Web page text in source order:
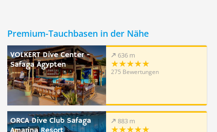
Premium-Tauchbasen in der Nähe
VOLKERT Dive Center -
Safaga Ägypten
636 m
275 Bewertungen
ORCA Dive Club Safaga
883 m